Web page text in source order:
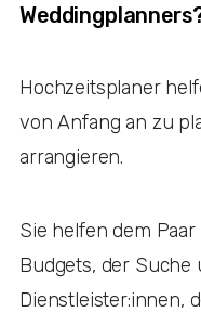
Hochzeitsplaner
von Anfang an zu
arrangieren.
Sie helfen dem
Budgets, der
Dienstleister:innen,